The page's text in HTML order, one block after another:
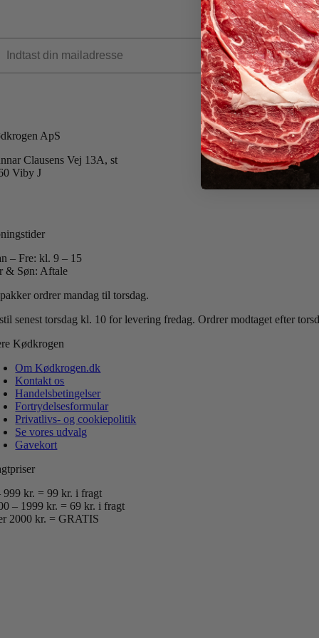
ApS
Clausens Vej 13A, st
Viby J
– Fre: kl. 9 – 15
& Søn: Aftale
ordrer mandag til torsdag.
senest torsdag kl. 10 for levering fredag.Ordrer modtaget efter
Kødkrogen
Om Kødkrogen.dk
Kontakt os
Handelsbetingelser
Fortrydelsesformular
Privatlivs- og cookiepolitik
Se vores udvalg
Gavekort
999 kr. = 99 kr. i fragt
– 1999 kr. = 69 kr. i fragt
2000 kr. = GRATIS